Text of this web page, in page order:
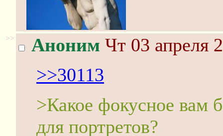
>> Аноним Чт 03 апреля
>>30113
>Какое фокусное вам
для портретов?